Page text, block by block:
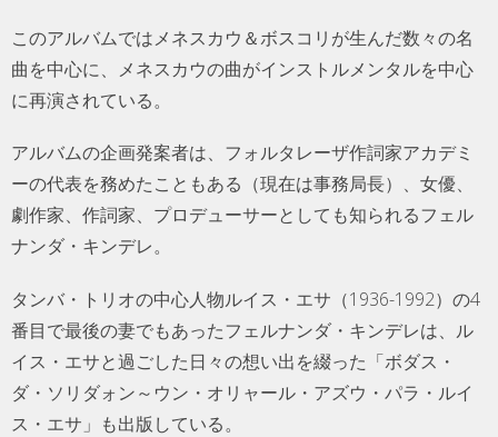
このアルバムではメネスカウ＆ボスコリが生んだ数々の名
曲を中心に、メネスカウの曲がインストルメンタルを中心
に再演されている。
アルバムの企画発案者は、フォルタレーザ作詞家アカデミ
ーの代表を務めたこともある（現在は事務局長）、女優、
劇作家、作詞家、プロデューサーとしても知られるフェル
ナンダ・キンデレ。
タンバ・トリオの中心人物ルイス・エサ（1936-1992）の4
番目で最後の妻でもあったフェルナンダ・キンデレは、ル
イス・エサと過ごした日々の想い出を綴った「ボダス・
ダ・ソリダォン～ウン・オリャール・アズウ・パラ・ルイ
ス・エサ」も出版している。